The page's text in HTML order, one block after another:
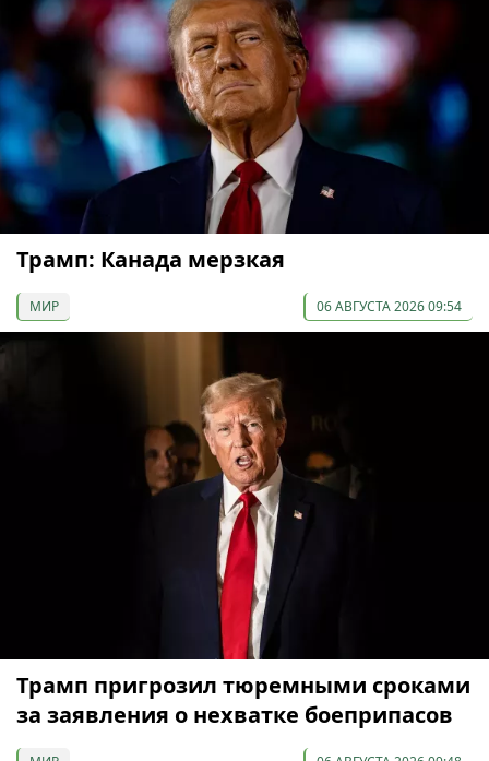
Трамп: Канада мерзкая
МИР 06 АВГУСТА 2026 09:54
Трамп пригрозил тюремными сроками
за заявления о нехватке боеприпасов